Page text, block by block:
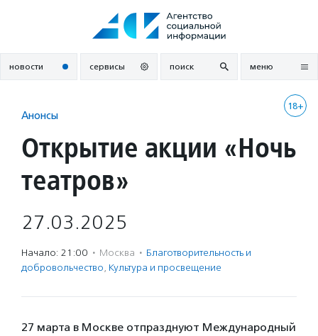
новости сервисы поиск меню
18+
Анонсы
Открытие акции «Ночь
театров»
27.03.2025
Начало: 21:00 · Москва · Благотвори­тель­ность и
доброволь­чест­во, Культура и просвещение
27 марта в Москве отпразднуют Международный